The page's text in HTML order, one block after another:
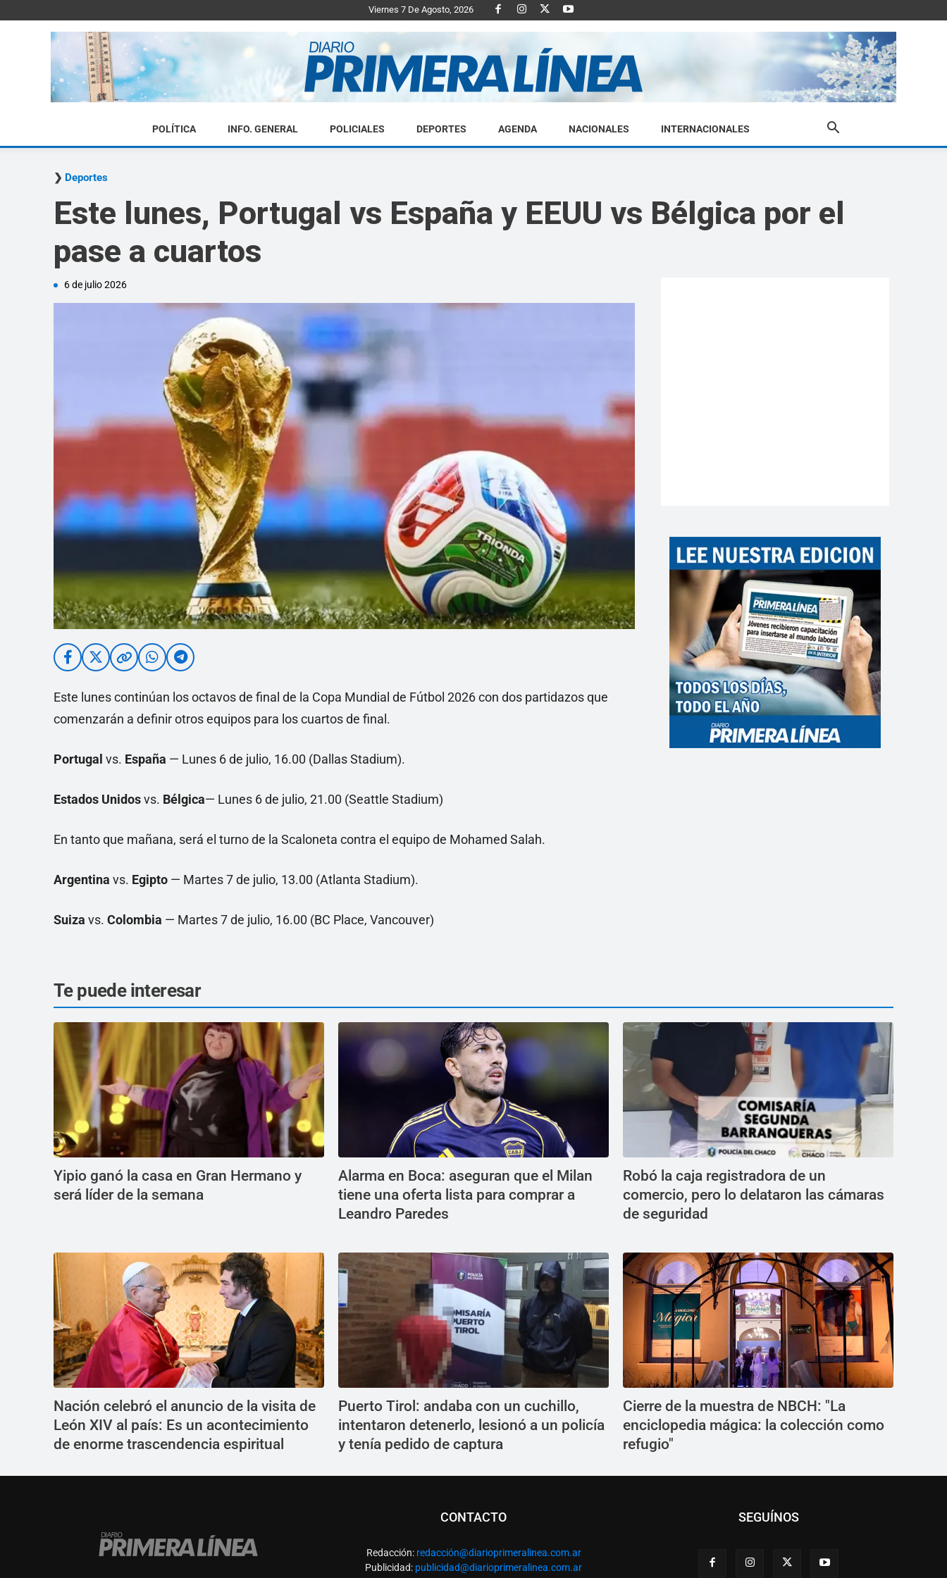
Viernes 7 De Agosto, 2026
Diario
POLÍTICA INFO. GENERAL POLICIALES DEPORTES AGENDA NACIONALES INTERNACIONALES
Deportes
Este lunes, Portugal vs España y EEUU vs Bélgica por el
pase a cuartos
6 de julio 2026
Este lunes continúan los octavos de final de la Copa Mundial de Fútbol 2026 con dos partidazos que
comenzarán a definir otros equipos para los cuartos de final.
Portugal vs. España — Lunes 6 de julio, 16.00 (Dallas Stadium).
Estados Unidosvs. Bélgica— Lunes 6 de julio, 21.00 (Seattle Stadium)
En tanto que mañana, será el turno de la Scaloneta contra el equipo de Mohamed Salah.
Argentina vs. Egipto — Martes 7 de julio, 13.00 (Atlanta Stadium).
Suiza vs. Colombia — Martes 7 de julio, 16.00 (BC Place, Vancouver)
Te puede interesar
Yipio ganó la casa en Gran Hermano y
será líder de la semana
Alarma en Boca: aseguran que el Milan
tiene una oferta lista para comprar a
Leandro Paredes
Robó la caja registradora de un
comercio, pero lo delataron las cámaras
de seguridad
Nación celebró el anuncio de la visita de
León XIV al país: Es un acontecimiento
de enorme trascendencia espiritual
Puerto Tirol: andaba con un cuchillo,
intentaron detenerlo, lesionó a un policía
y tenía pedido de captura
Cierre de la muestra de NBCH: "La
enciclopedia mágica: la colección como
refugio"
CONTACTO
Redacción: redacción@diarioprimeralinea.com.ar
Publicidad: publicidad@diarioprimeralinea.com.ar
SEGUÍNOS